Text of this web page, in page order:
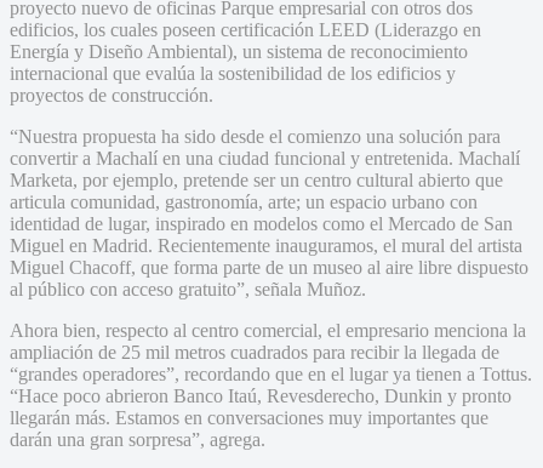
proyecto nuevo de oficinas Parque empresarial con otros dos
edificios, los cuales poseen certificación LEED (Liderazgo en
Energía y Diseño Ambiental), un sistema de reconocimiento
internacional que evalúa la sostenibilidad de los edificios y
proyectos de construcción.
“Nuestra propuesta ha sido desde el comienzo una solución para
convertir a Machalí en una ciudad funcional y entretenida. Machalí
Marketa, por ejemplo, pretende ser un centro cultural abierto que
articula comunidad, gastronomía, arte; un espacio urbano con
identidad de lugar, inspirado en modelos como el Mercado de San
Miguel en Madrid. Recientemente inauguramos, el mural del artista
Miguel Chacoff, que forma parte de un museo al aire libre dispuesto
al público con acceso gratuito”, señala Muñoz.
Ahora bien, respecto al centro comercial, el empresario menciona la
ampliación de 25 mil metros cuadrados para recibir la llegada de
“grandes operadores”, recordando que en el lugar ya tienen a Tottus.
“Hace poco abrieron Banco Itaú, Revesderecho, Dunkin y pronto
llegarán más. Estamos en conversaciones muy importantes que
darán una gran sorpresa”, agrega.